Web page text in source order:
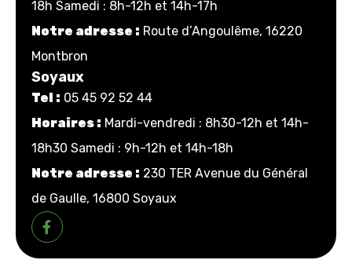
18h Samedi : 8h-12h et 14h-17h
Notre adresse : Route d’Angoulême, 16220
Montbron
Soyaux
Tel : 05 45 92 52 44
Horaires : Mardi-vendredi : 8h30-12h et 14h-
18h30 Samedi : 9h-12h et 14h-18h
Notre adresse : 230 TER Avenue du Général
de Gaulle, 16800 Soyaux